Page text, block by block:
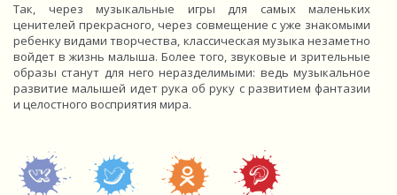
Так, через музыкальные игры для самых маленьких
ценителей прекрасного, через совмещение с уже знакомыми
ребенку видами творчества, классическая музыка незаметно
войдет в жизнь малыша. Более того, звуковые и зрительные
образы станут для него неразделимыми: ведь музыкальное
развитие малышей идет рука об руку с развитием фантазии
и целостного восприятия мира.